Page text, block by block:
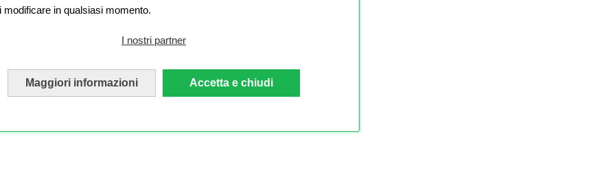
modificare in qualsiasi momento.
I nostri partner
Maggiori informazioni Accetta e chiudi